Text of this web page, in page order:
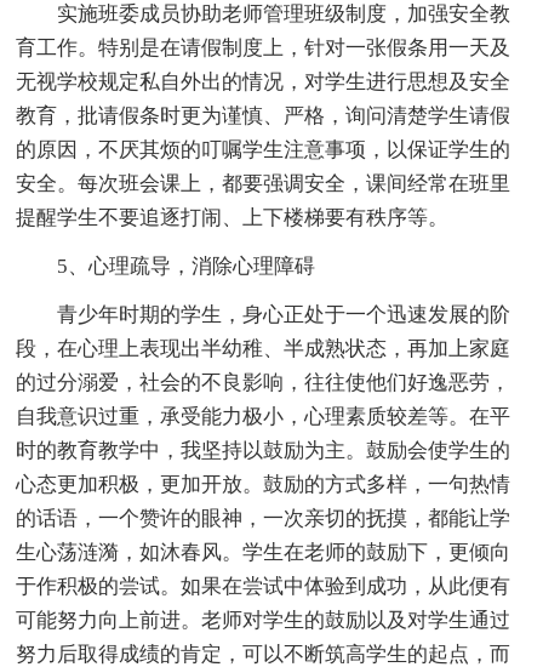
实施班委成员协助老师管理班级制度，加强安全教
育工作。特别是在请假制度上，针对一张假条用一天及
无视学校规定私自外出的情况，对学生进行思想及安全
教育，批请假条时更为谨慎、严格，询问清楚学生请假
的原因，不厌其烦的叮嘱学生注意事项，以保证学生的
安全。每次班会课上，都要强调安全，课间经常在班里
提醒学生不要追逐打闹、上下楼梯要有秩序等。
5、心理疏导，消除心理障碍
青少年时期的学生，身心正处于一个迅速发展的阶
段，在心理上表现出半幼稚、半成熟状态，再加上家庭
的过分溺爱，社会的不良影响，往往使他们好逸恶劳，
自我意识过重，承受能力极小，心理素质较差等。在平
时的教育教学中，我坚持以鼓励为主。鼓励会使学生的
心态更加积极，更加开放。鼓励的方式多样，一句热情
的话语，一个赞许的眼神，一次亲切的抚摸，都能让学
生心荡涟漪，如沐春风。学生在老师的鼓励下，更倾向
于作积极的尝试。如果在尝试中体验到成功，从此便有
可能努力向上前进。老师对学生的鼓励以及对学生通过
努力后取得成绩的肯定，可以不断筑高学生的起点，而